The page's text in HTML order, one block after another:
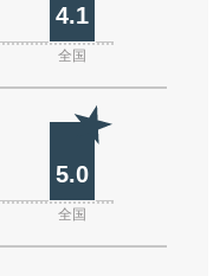
4.1
全国
5.0
全国